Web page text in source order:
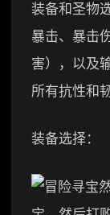
装备和圣物
暴击、暴击
害），以及
所有抗性和
装备选择：